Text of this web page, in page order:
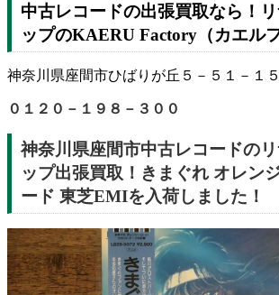
中古レコードの出張買取なら！
ップのKAERU Factory（カエル
神奈川県座間市ひばりが丘５－５１－１５
０１２０－１９８－３００
神奈川県座間市中古レコードの
ップ出張買取！きまぐれ オレン
ード 東芝EMIを入荷しました！